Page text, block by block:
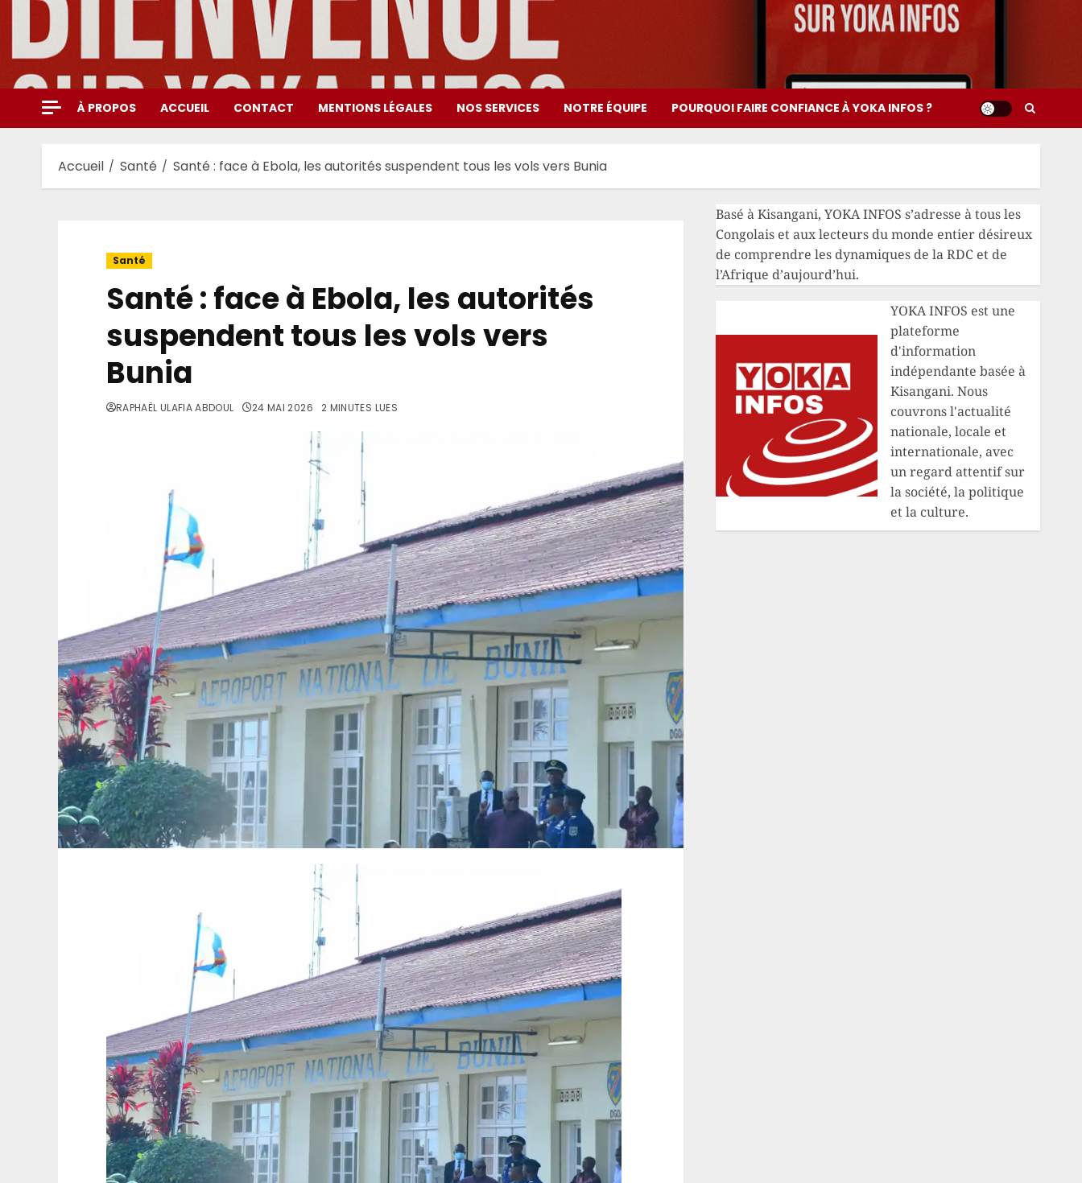
contenu
À PROPOS ACCUEIL CONTACT MENTIONS LÉGALES NOS SERVICES NOTRE ÉQUIPE POURQUOI FAIRE CONFIANCE À YOKA INFOS ?
Accueil Santé Santé : face à Ebola, les autorités suspendent tous les vols vers Bunia
Santé
Santé : face à Ebola, les autorités
suspendent tous les vols vers
Bunia
RAPHAËL ULAFIA ABDOUL 24 MAI 2026 2 MINUTES LUES
Basé à Kisangani, YOKA INFOS s’adresse à tous les
Congolais et aux lecteurs du monde entier désireux
de comprendre les dynamiques de la RDC et de
l’Afrique d’aujourd’hui.
YOKA INFOS est une
plateforme
d'information
indépendante basée à
Kisangani. Nous
couvrons l'actualité
nationale, locale et
internationale, avec
un regard attentif sur
la société, la politique
et la culture.